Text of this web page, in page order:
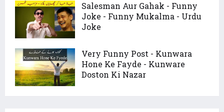
Salesman Aur Gahak - Funny
Joke - Funny Mukalma - Urdu
Joke
Very Funny Post - Kunwara
Hone Ke Fayde - Kunware
Doston Ki Nazar